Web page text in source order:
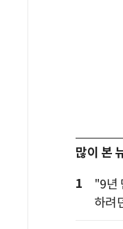
많이 본
1
"9년
하려